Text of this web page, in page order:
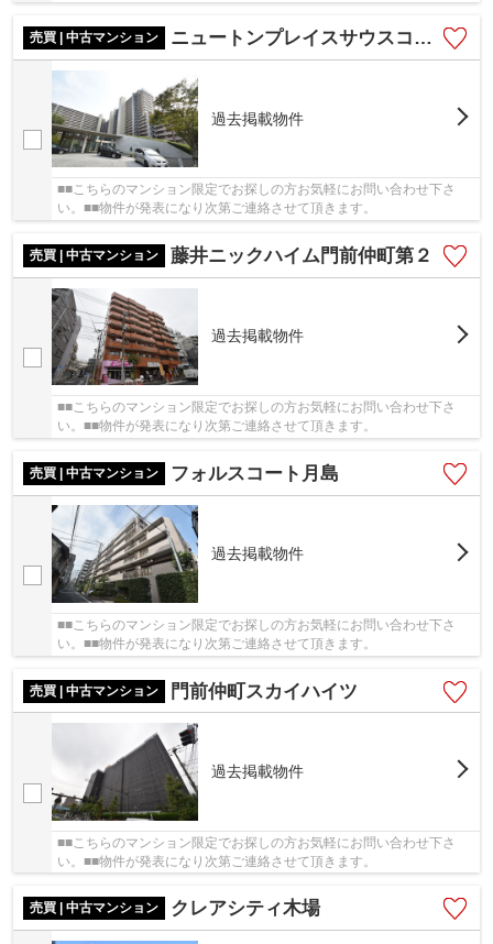
売買 | 中古マンション ニュートンプレイスサウスコート
過去掲載物件
■■こちらのマンション限定でお探しの方お気軽にお問い合わせ下さ
い。■■物件が発表になり次第ご連絡させて頂きます。
売買 | 中古マンション 藤井ニックハイム門前仲町第２
過去掲載物件
■■こちらのマンション限定でお探しの方お気軽にお問い合わせ下さ
い。■■物件が発表になり次第ご連絡させて頂きます。
売買 | 中古マンション フォルスコート月島
過去掲載物件
■■こちらのマンション限定でお探しの方お気軽にお問い合わせ下さ
い。■■物件が発表になり次第ご連絡させて頂きます。
売買 | 中古マンション 門前仲町スカイハイツ
過去掲載物件
■■こちらのマンション限定でお探しの方お気軽にお問い合わせ下さ
い。■■物件が発表になり次第ご連絡させて頂きます。
売買 | 中古マンション クレアシティ木場